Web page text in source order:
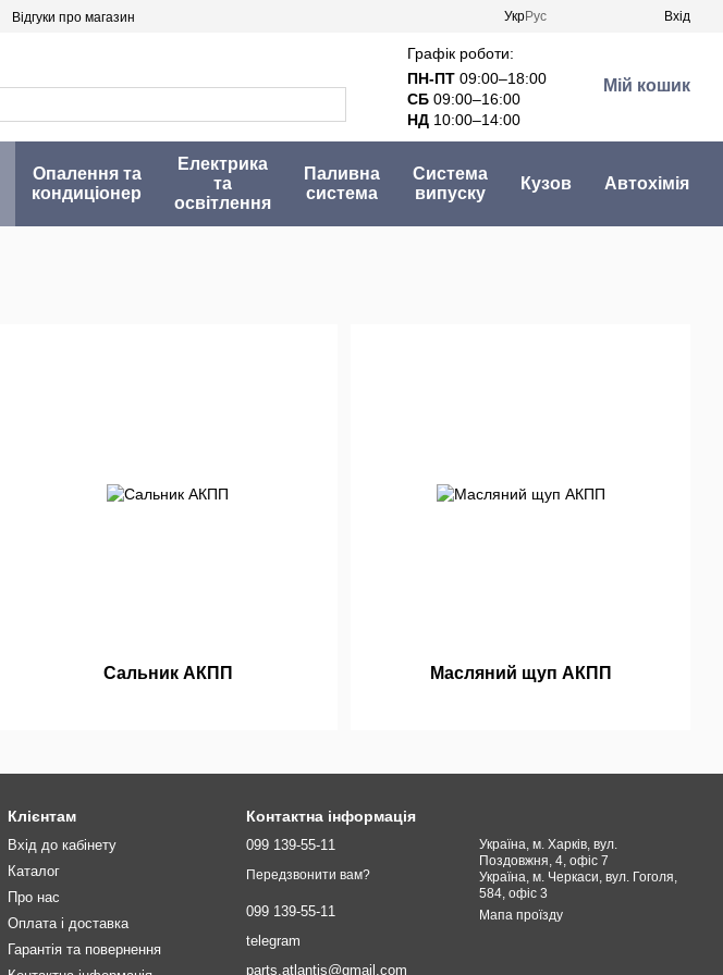
Відгуки про магазин УкрРус Вхід
Графік роботи:
ПН-ПТ 09:00–18:00
СБ 09:00–16:00
НД 10:00–14:00
Мій кошик
Опалення та
кондиціонер
Електрика
та
освітлення
Паливна
система
Система
випуску
Кузов Автохімія
Сальник АКПП Масляний щуп АКПП
Клієнтам
Вхід до кабінету
Каталог
Про нас
Оплата і доставка
Гарантія та повернення
Контактна інформація
099 139-55-11
Передзвонити вам?
099 139-55-11
telegram
parts.atlantis@gmail.com
Україна, м. Харків, вул.
Поздовжня, 4, офіс 7
Україна, м. Черкаси, вул. Гоголя,
584, офіс 3
Мапа проїзду